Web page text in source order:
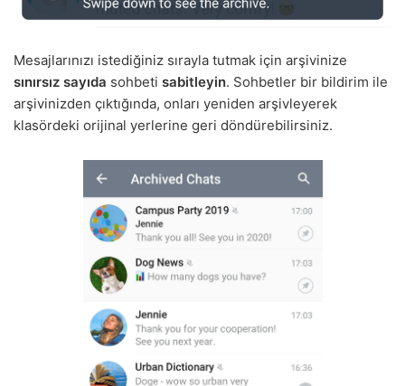
Mesajlarınızı istediğiniz sırayla tutmak için arşivinize
sınırsız sayıda sohbeti sabitleyin. Sohbetler bir bildirim ile
arşivinizden çıktığında, onları yeniden arşivleyerek
klasördeki orijinal yerlerine geri döndürebilirsiniz.